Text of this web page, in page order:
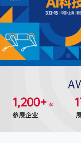
1,200+家
参展企业